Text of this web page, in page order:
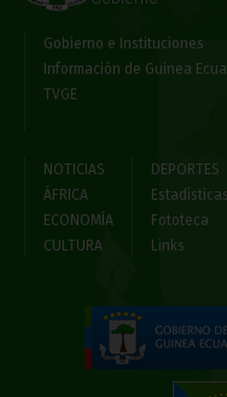
Gobierno e Instituciones
Información de Guinea
TVGE
NOTICIAS
ÁFRICA
ECONOMÍA
CULTURA
DEPORTES
Fototeca
Links